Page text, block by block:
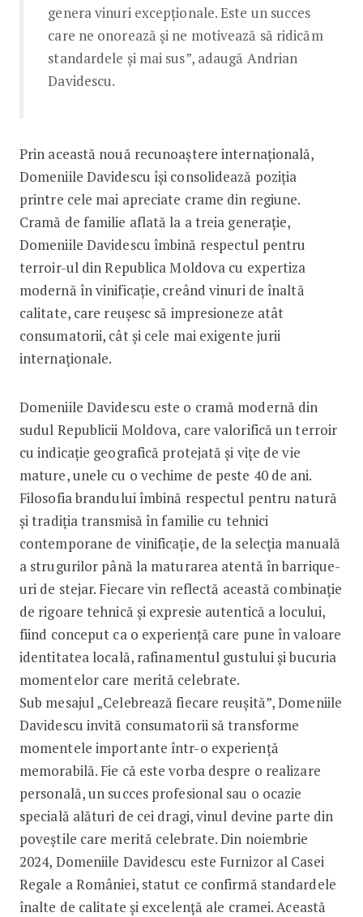
genera vinuri excepționale. Este un succes
care ne onorează și ne motivează să ridicăm
standardele și mai sus”, adaugă Andrian
Davidescu.
Prin această nouă recunoaștere internațională,
Domeniile Davidescu își consolidează poziția
printre cele mai apreciate crame din regiune.
Cramă de familie aflată la a treia generație,
Domeniile Davidescu îmbină respectul pentru
terroir-ul din Republica Moldova cu expertiza
modernă în vinificație, creând vinuri de înaltă
calitate, care reușesc să impresioneze atât
consumatorii, cât și cele mai exigente jurii
internaționale.
Domeniile Davidescu este o cramă modernă din
sudul Republicii Moldova, care valorifică un terroir
cu indicație geografică protejată și vițe de vie
mature, unele cu o vechime de peste 40 de ani.
Filosofia brandului îmbină respectul pentru natură
și tradiția transmisă în familie cu tehnici
contemporane de vinificație, de la selecția manuală
a strugurilor până la maturarea atentă în barrique-
uri de stejar. Fiecare vin reflectă această combinație
de rigoare tehnică și expresie autentică a locului,
fiind conceput ca o experiență care pune în valoare
identitatea locală, rafinamentul gustului și bucuria
momentelor care merită celebrate.
Sub mesajul „Celebrează fiecare reușită”, Domeniile
Davidescu invită consumatorii să transforme
momentele importante într-o experiență
memorabilă. Fie că este vorba despre o realizare
personală, un succes profesional sau o ocazie
specială alături de cei dragi, vinul devine parte din
poveștile care merită celebrate. Din noiembrie
2024, Domeniile Davidescu este Furnizor al Casei
Regale a României, statut ce confirmă standardele
înalte de calitate și excelență ale cramei. Această